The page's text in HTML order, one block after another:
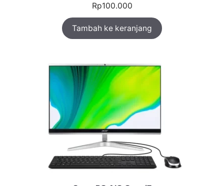
Rp100.000
Tambah ke keranjang